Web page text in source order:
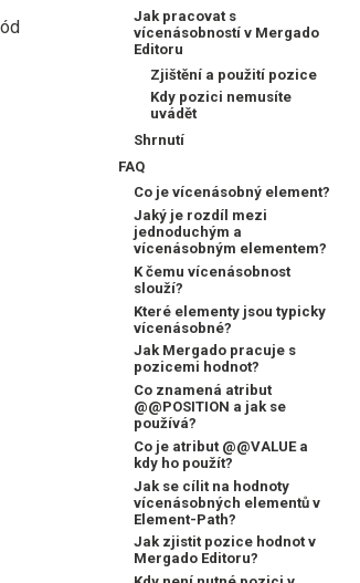
Jak pracovat s
vícenásobností v Mergado
Editoru
Zjištění a použití pozice
Kdy pozici nemusíte
uvádět
Shrnutí
FAQ
Co je vícenásobný element?
Jaký je rozdíl mezi
jednoduchým a
vícenásobným elementem?
K čemu vícenásobnost
slouží?
Které elementy jsou typicky
vícenásobné?
Jak Mergado pracuje s
pozicemi hodnot?
Co znamená atribut
@@POSITION a jak se
používá?
Co je atribut @@VALUE a
kdy ho použít?
Jak se cílit na hodnoty
vícenásobných elementů v
Element-Path?
Jak zjistit pozice hodnot v
Mergado Editoru?